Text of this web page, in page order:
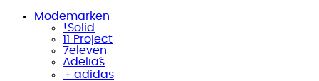
Modemarken
!Solid
11 Project
7eleven
Adelia´s
﹢ adidas